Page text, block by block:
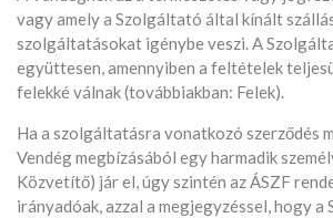
vagy amely a Szolgáltató által kínált
szolgáltatásokat igénybe veszi. A
együttesen, amennyiben a feltételek
felekké válnak (továbbiakban: Felek).
Ha a szolgáltatásra vonatkozó szerződés
Vendég megbízásából egy harmadik
Közvetítő) jár el, úgy szintén az ÁSZF
irányadóak, azzal a megjegyzéssel, hogy a